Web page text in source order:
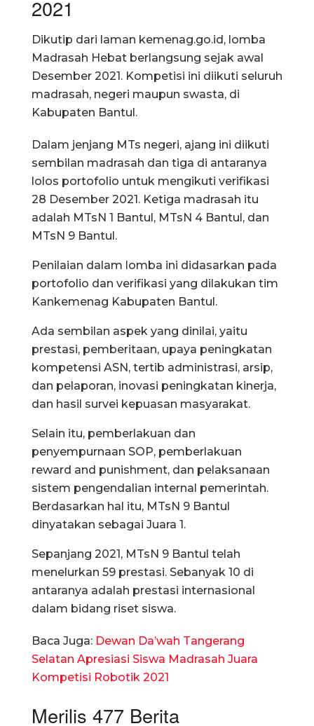
2021
Dikutip dari laman kemenag.go.id, lomba
Madrasah Hebat berlangsung sejak awal
Desember 2021. Kompetisi ini diikuti seluruh
madrasah, negeri maupun swasta, di
Kabupaten Bantul.
Dalam jenjang MTs negeri, ajang ini diikuti
sembilan madrasah dan tiga di antaranya
lolos portofolio untuk mengikuti verifikasi
28 Desember 2021. Ketiga madrasah itu
adalah MTsN 1 Bantul, MTsN 4 Bantul, dan
MTsN 9 Bantul.
Penilaian dalam lomba ini didasarkan pada
portofolio dan verifikasi yang dilakukan tim
Kankemenag Kabupaten Bantul.
Ada sembilan aspek yang dinilai, yaitu
prestasi, pemberitaan, upaya peningkatan
kompetensi ASN, tertib administrasi, arsip,
dan pelaporan, inovasi peningkatan kinerja,
dan hasil survei kepuasan masyarakat.
Selain itu, pemberlakuan dan
penyempurnaan SOP, pemberlakuan
reward and punishment, dan pelaksanaan
sistem pengendalian internal pemerintah.
Berdasarkan hal itu, MTsN 9 Bantul
dinyatakan sebagai Juara 1.
Sepanjang 2021, MTsN 9 Bantul telah
menelurkan 59 prestasi. Sebanyak 10 di
antaranya adalah prestasi internasional
dalam bidang riset siswa.
Baca Juga: Dewan Da’wah Tangerang
Selatan Apresiasi Siswa Madrasah Juara
Kompetisi Robotik 2021
Merilis 477 Berita